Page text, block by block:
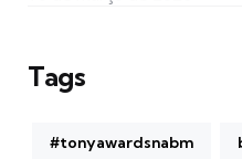
Tags
#tonyawardsnabm